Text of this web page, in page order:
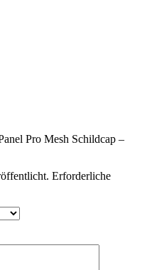
Pro Mesh Schildcap –
Erforderliche